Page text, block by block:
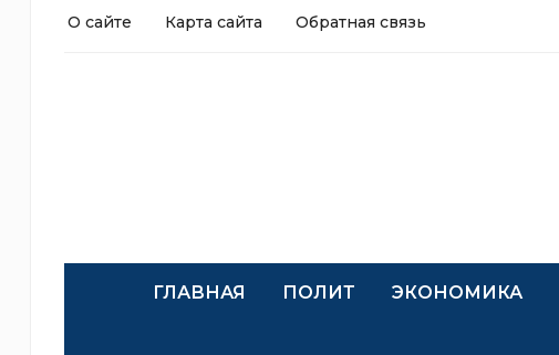
О сайте Карта сайта Обратная связь
ГЛАВНАЯ ПОЛИТ ЭКОНОМИКА